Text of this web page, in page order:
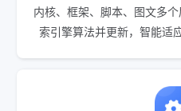
内核、框架、脚本、图文多
索引擎算法并更新，智能适